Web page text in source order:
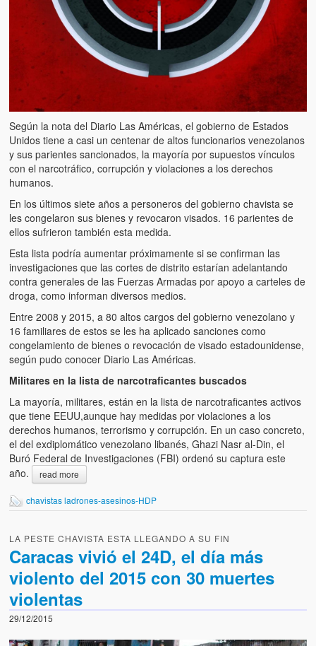
Según la nota del Diario Las Américas, el gobierno de Estados
Unidos tiene a casi un centenar de altos funcionarios venezolanos
y sus parientes sancionados, la mayoría por supuestos vínculos
con el narcotráfico, corrupción y violaciones a los derechos
humanos.
En los últimos siete años a personeros del gobierno chavista se
les congelaron sus bienes y revocaron visados. 16 parientes de
ellos sufrieron también esta medida.
Esta lista podría aumentar próximamente si se confirman las
investigaciones que las cortes de distrito estarían adelantando
contra generales de las Fuerzas Armadas por apoyo a carteles de
droga, como informan diversos medios.
Entre 2008 y 2015, a 80 altos cargos del gobierno venezolano y
16 familiares de estos se les ha aplicado sanciones como
congelamiento de bienes o revocación de visado estadounidense,
según pudo conocer Diario Las Américas.
Militares en la lista de narcotraficantes buscados
La mayoría, militares, están en la lista de narcotraficantes activos
que tiene EEUU,aunque hay medidas por violaciones a los
derechos humanos, terrorismo y corrupción. En un caso concreto,
el del exdiplomático venezolano libanés, Ghazi Nasr al-Din, el
Buró Federal de Investigaciones (FBI) ordenó su captura este
año.
read more
chavistas ladrones-asesinos-HDP
LA PESTE CHAVISTA ESTA LLEGANDO A SU FIN
Caracas vivió el 24D, el día más
violento del 2015 con 30 muertes
violentas
29/12/2015